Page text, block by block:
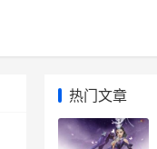
热门文章